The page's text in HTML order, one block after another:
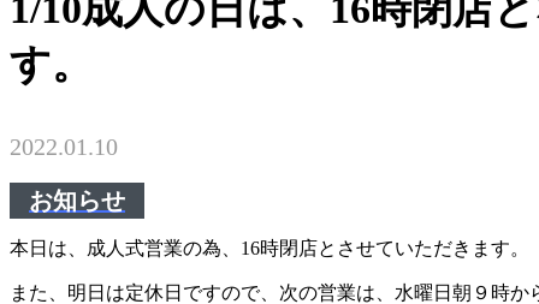
す。
2022.01.10
お知らせ
本日は、成人式営業の為、16時閉店とさせていただきます。
また、明日は定休日ですので、次の営業は、水曜日朝９時か